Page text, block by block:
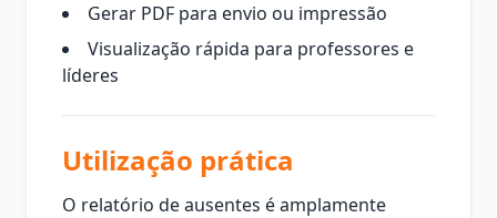
Gerar PDF para envio ou impressão
Visualização rápida para professores e
líderes
Utilização prática
O relatório de ausentes é amplamente